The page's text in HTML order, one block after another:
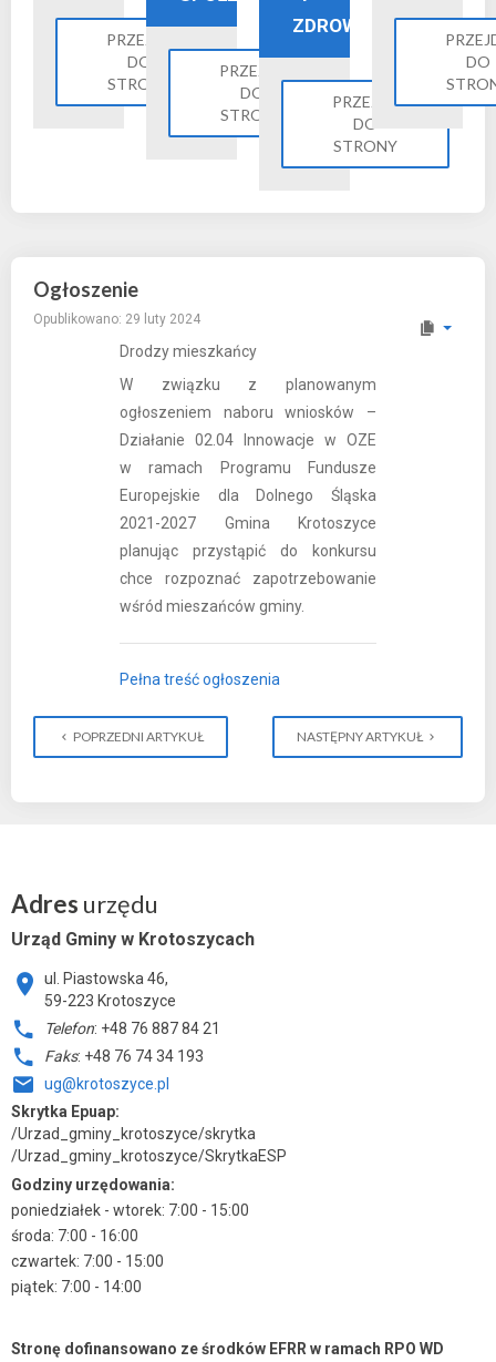
PRZEJDŹ
DO
STRONY
PRZEJDŹ
DO
STRONY
ZDROWIE
PRZEJDŹ
DO
STRONY
DO
Ogłoszenie
Opublikowano: 29 luty 2024
Drodzy mieszkańcy
W związku z planowanym
ogłoszeniem naboru wniosków –
Działanie 02.04 Innowacje w OZE
w ramach Programu Fundusze
Europejskie dla Dolnego Śląska
2021-2027 Gmina Krotoszyce
planując przystąpić do konkursu
chce rozpoznać zapotrzebowanie
wśród mieszańców gminy.
Pełna treść ogłoszenia
POPRZEDNI ARTYKUŁ NASTĘPNY ARTYKUŁ
Adres urzędu
Urząd Gminy w Krotoszycach
ul. Piastowska 46,
59-223 Krotoszyce
Telefon: +48 76 887 84 21
Faks: +48 76 74 34 193
ug@krotoszyce.pl
Skrytka Epuap:
/Urzad_gminy_krotoszyce/skrytka
/Urzad_gminy_krotoszyce/SkrytkaESP
Godziny urzędowania:
poniedziałek - wtorek: 7:00 - 15:00
środa: 7:00 - 16:00
czwartek: 7:00 - 15:00
piątek: 7:00 - 14:00
Stronę dofinansowano ze środków EFRR w ramach RPO WD